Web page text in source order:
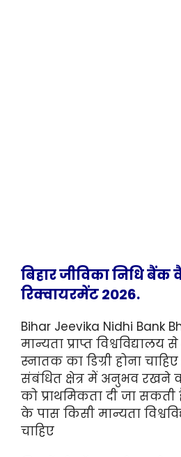
बिहार जीविका निधि बैंक
रिक्वायरमेंट 2026.
Bihar Jeevika Nidhi Bank
मान्यता प्राप्त
स्नातक का डिग्री होना
संबंधित क्षेत्र में अनुभव रखने
को प्राथमिकता दी जा
के पास किसी मान्यता
चाहिए